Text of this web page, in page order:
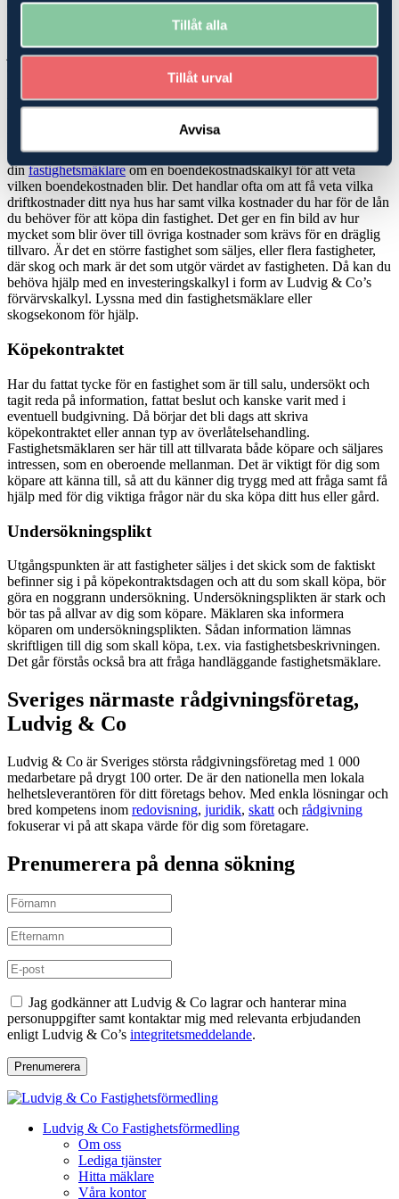
Tillåt alla
Tillåt urval
Avvisa
eller när en fastighet säljes. Hur ser det ut med EU-stöd och
stödrätter? Är marken utarrenderad och vad betyder det för dina
juridik, som kan hjälpa dig att hitta den bästa möjliga lösningen när
eller jordbruk-/ lantbruksfastighet
Köp- och investeringskalkyler
Köper du en mindre fastighet, en så kallad avstyckad gård där det
finns ett hus att bo i men mindre marker, kan du bli hjälpt av att be
dinfastighetsmäklareom en boendekostnadskalkyl för att veta
vilken boendekostnaden blir. Det handlar ofta om att få veta vilka
driftkostnader ditt nya hus har samt vilka kostnader du har för de lån
du behöver för att köpa din fastighet. Det ger en fin bild av hur
mycket som blir över till övriga kostnader som krävs för en dräglig
tillvaro. Är det en större fastighet som säljes, eller flera fastigheter,
där skog och mark är det som utgör värdet av fastigheten. Då kan du
behöva hjälp med en investeringskalkyl i form av Ludvig & Co’s
förvärvskalkyl. Lyssna med din fastighetsmäklare eller
skogsekonom för hjälp.
Köpekontraktet
Har du fattat tycke för en fastighet som är till salu, undersökt och
tagit reda på information, fattat beslut och kanske varit med i
eventuell budgivning. Då börjar det bli dags att skriva
köpekontraktet eller annan typ av överlåtelsehandling.
Fastighetsmäklaren ser här till att tillvarata både köpare och säljares
intressen, som en oberoende mellanman. Det är viktigt för dig som
köpare att känna till, så att du känner dig trygg med att fråga samt få
hjälp med för dig viktiga frågor när du ska köpa ditt hus eller gård.
Undersökningsplikt
Utgångspunkten är att fastigheter säljes i det skick som de faktiskt
befinner sig i på köpekontraktsdagen och att du som skall köpa, bör
göra en noggrann undersökning. Undersökningsplikten är stark och
bör tas på allvar av dig som köpare. Mäklaren ska informera
köparen om undersökningsplikten. Sådan information lämnas
skriftligen till dig som skall köpa, t.ex. via fastighetsbeskrivningen.
Det går förstås också bra att fråga handläggande fastighetsmäklare.
Sveriges närmaste rådgivningsföretag,
Ludvig & Co
Ludvig & Co är Sveriges största rådgivningsföretag med 1 000
medarbetare på drygt 100 orter. De är den nationella men lokala
helhetsleverantören för ditt företags behov. Med enkla lösningar och
bred kompetens inom redovisning, juridik, skatt och rådgivning
fokuserar vi på att skapa värde för dig som företagare.
Prenumerera på denna sökning
Jag godkänner att Ludvig & Co lagrar och hanterar mina
personuppgifter samt kontaktar mig med relevanta erbjudanden
enligt Ludvig & Co’s integritetsmeddelande.
Prenumerera
Ludvig & Co Fastighetsförmedling
Om oss
Lediga tjänster
Hitta mäklare
Våra kontor